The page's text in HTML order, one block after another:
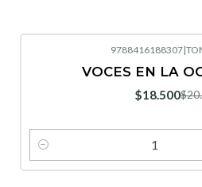
9788416188307|
VOCES EN LA
$18.500
Cantidad